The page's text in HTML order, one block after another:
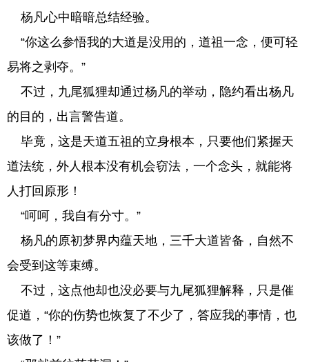
杨凡心中暗暗总结经验。
“你这么参悟我的大道是没用的，道祖一念，便可轻
易将之剥夺。”
不过，九尾狐狸却通过杨凡的举动，隐约看出杨凡
的目的，出言警告道。
毕竟，这是天道五祖的立身根本，只要他们紧握天
道法统，外人根本没有机会窃法，一个念头，就能将
人打回原形！
“呵呵，我自有分寸。”
杨凡的原初梦界内蕴天地，三千大道皆备，自然不
会受到这等束缚。
不过，这点他却也没必要与九尾狐狸解释，只是催
促道，“你的伤势也恢复了不少了，答应我的事情，也
该做了！”